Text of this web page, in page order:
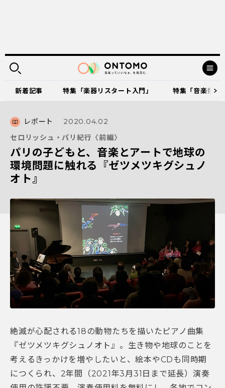
新着記事 特集「楽器リスタート入門」 特集「音楽祭
レポート
2020.04.02
セロリッシュ・パリ紀行〈前編〉
パリの子どもと、音楽とアートで地球の
環境問題に触れる『ゼツメツキグシュノ
オト』
絶滅が心配される18の動物たちを描いたピアノ曲集
『ゼツメツキグシュノオト』。生き物や地球のことを
考えるきっかけを増やしたいと、絵本やCDも同時期
につくられ、2年間（2021年3月31日まで延長）演奏